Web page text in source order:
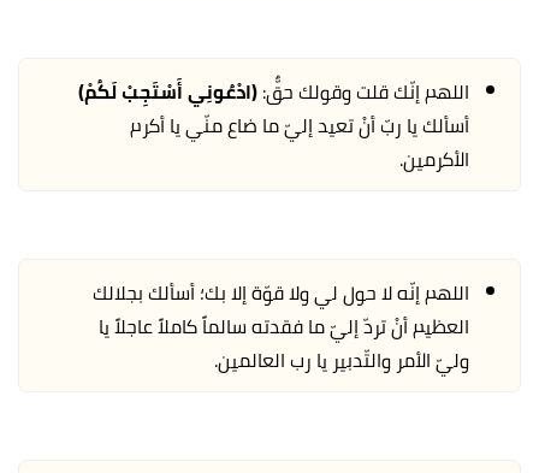
اللهم إنّك قلت وقولك حقٌّ:(ادْعُونِي أَسْتَجِبْ لَكُمْ)
أسألك يا ربّ أنْ تعيد إليّ ما ضاع منّي يا أكرم
الأكرمين.
اللهم إنّه لا حول لي ولا قوّة إلا بك؛ أسألك بجلالك
العظيم أنْ تردّ إليّ ما فقدته سالماً كاملاً عاجلاً يا
وليّ الأمر والتّدبير يا رب العالمين.